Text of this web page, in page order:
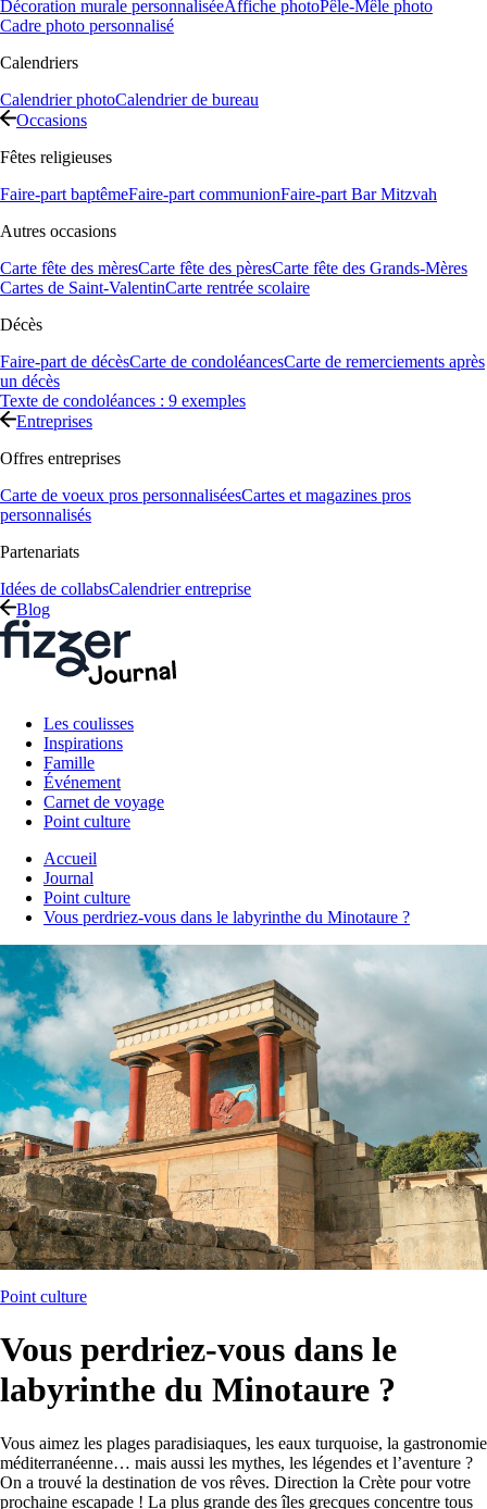
Décoration murale personnaliséeAffiche photoPêle-Mêle photo
Cadre photo personnalisé
Calendriers
Calendrier photoCalendrier de bureau
Occasions
Fêtes religieuses
Faire-part baptêmeFaire-part communionFaire-part Bar Mitzvah
Autres occasions
Carte fête des mèresCarte fête des pèresCarte fête des Grands-Mères
Cartes de Saint-ValentinCarte rentrée scolaire
Décès
Faire-part de décèsCarte de condoléancesCarte de remerciements après
un décès
Texte de condoléances : 9 exemples
Entreprises
Offres entreprises
Carte de voeux pros personnaliséesCartes et magazines pros
personnalisés
Partenariats
Idées de collabsCalendrier entreprise
Blog
Les coulisses
Inspirations
Famille
Événement
Carnet de voyage
Point culture
Accueil
Journal
Point culture
Vous perdriez-vous dans le labyrinthe du Minotaure ?
Point culture
Vous perdriez-vous dans le
labyrinthe du Minotaure ?
Vous aimez les plages paradisiaques, les eaux turquoise, la gastronomie
méditerranéenne… mais aussi les mythes, les légendes et l’aventure ?
On a trouvé la destination de vos rêves. Direction la Crète pour votre
prochaine escapade ! La plus grande des îles grecques concentre tous